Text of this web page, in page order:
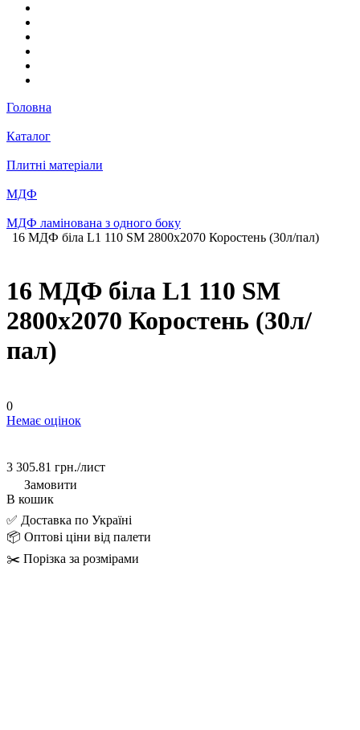
Головна
Каталог
Плитні матеріали
МДФ
МДФ ламінована з одного боку
16 МДФ біла L1 110 SM 2800х2070 Коростень (30л/пал)
16 МДФ біла L1 110 SM
2800х2070 Коростень (30л/
пал)
0
Немає оцінок
3 305.81 грн./лист
Замовити
В кошик
✅ Доставка по Україні
📦 Оптові ціни від палети
✂️ Порізка за розмірами